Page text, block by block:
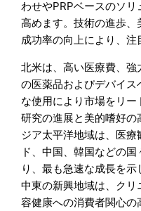
わせやPRPベースのソ
高めます。技術の進歩
成功率の向上により、注
北米は、高い医療費、
の医薬品およびデバイ
な使用により市場をリー
研究の進展と美的嗜好
ジア太平洋地域は、医
ド、中国、韓国などの
り、最も急速な成長を
中東の新興地域は、ク
容健康への消費者関心の